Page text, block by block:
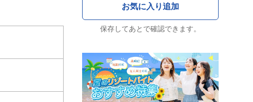
保存してあとで確認できます。